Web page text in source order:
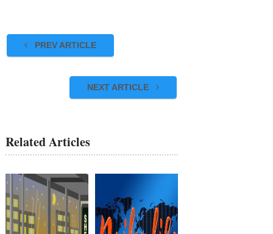
PREV ARTICLE
NEXT ARTICLE
Related Articles